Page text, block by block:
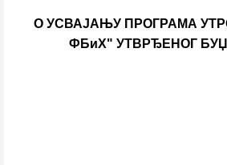
О УСВАЈАЊУ ПРОГРАМА
ФБиХ" УТВРЂЕНОГ